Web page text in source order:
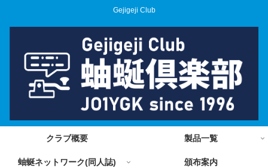
Gejigeji Club
クラブ概要 製品一覧
蚰蜒ネットワーク(同人誌) 頒布案内